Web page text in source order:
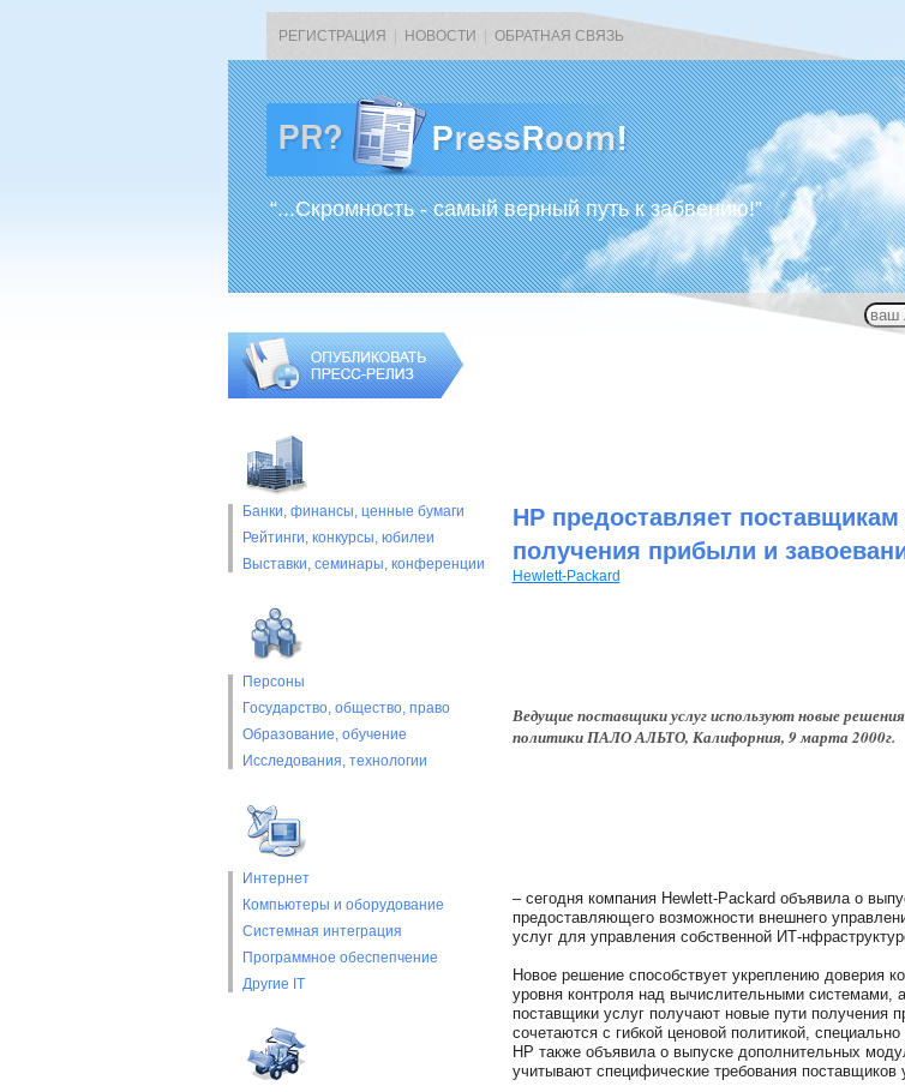
РЕГИСТРАЦИЯ НОВОСТИ ОБРАТНАЯ СВЯЗЬ
“...Скромность - самый верный путь к забвению!”
Банки, финансы, ценные бумаги
Рейтинги, конкурсы, юбилеи
Выставки, cеминары, конференции
Персоны
Государство, общество, право
Образование, обучение
Исследования, технологии
Интернет
Компьютеры и оборудование
Системная интеграция
Программное обеспепчение
Другие IT
HP предоставляет
получения прибыли и
Hewlett-Packard
Ведущие поставщики услуг используют новые
политики ПАЛО АЛЬТО, Калифорния, 9 марта 2000г.
– сегодня компания Hewlett-Packard объявила о
предоставляющего возможности внешнего
услуг для управления собственной ИТ-
Новое решение способствует укреплению доверия
уровня контроля над вычислительными системами,
поставщики услуг получают новые пути получения
сочетаются с гибкой ценовой политикой,
HP также объявила о выпуске дополнительных
учитывают специфические требования поставщиков